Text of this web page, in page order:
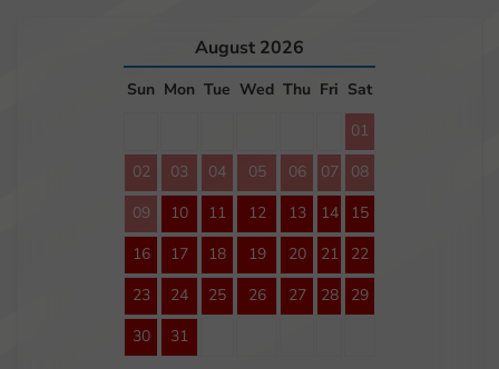
August 2026
Sun Mon Tue Wed Thu Fri Sat
01
02
03 04 05 06 07
08
09
10 11 12 13 14
15
16
17 18 19 20 21
22
23
24 25 26 27 28
29
30
31